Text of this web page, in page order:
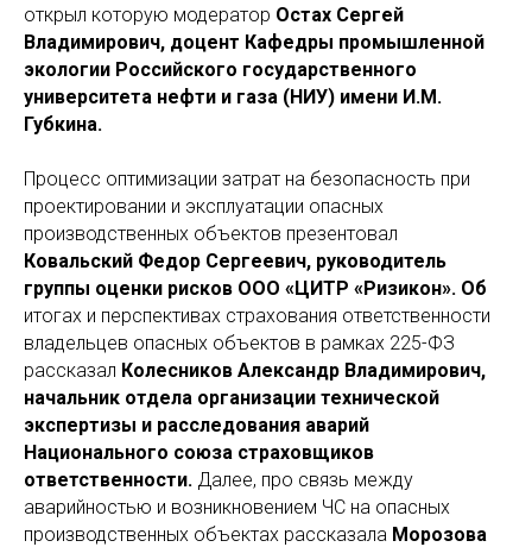
открыл которую модератор Остах Сергей
Владимирович, доцент Кафедры промышленной
экологии Российского государственного
университета нефти и газа (НИУ) имени И.М.
Губкина.
Процесс оптимизации затрат на безопасность при
проектировании и эксплуатации опасных
производственных объектов презентовал
Ковальский Федор Сергеевич, руководитель
группы оценки рисков ООО «ЦИТР «Ризикон». Об
итогах и перспективах страхования ответственности
владельцев опасных объектов в рамках 225-ФЗ
рассказал Колесников Александр Владимирович,
начальник отдела организации технической
экспертизы и расследования аварий
Национального союза страховщиков
ответственности. Далее, про связь между
аварийностью и возникновением ЧС на опасных
производственных объектах рассказала Морозова